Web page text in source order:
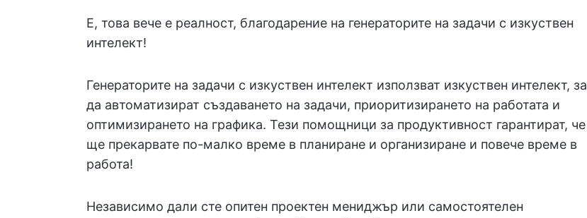
Е, това вече е реалност, благодарение на генераторите на задачи с изкуствен
интелект!
Генераторите на задачи с изкуствен интелект използват изкуствен интелект, за
да автоматизират създаването на задачи, приоритизирането на работата и
оптимизирането на графика. Тези помощници за продуктивност гарантират, че
ще прекарвате по-малко време в планиране и организиране и повече време в
работа!
Независимо дали сте опитен проектен мениджър или самостоятелен